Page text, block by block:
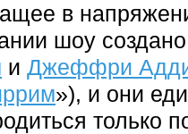
в
шоу
и Джеффри
»), и они
только